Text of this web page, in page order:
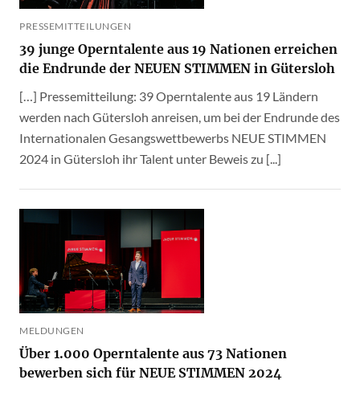
PRESSEMITTEILUNGEN
39 junge Operntalente aus 19 Nationen erreichen
die Endrunde der NEUEN STIMMEN in Gütersloh
[…] Pressemitteilung: 39 Operntalente aus 19 Ländern
werden nach Gütersloh anreisen, um bei der Endrunde des
Internationalen Gesangswettbewerbs NEUE STIMMEN
2024 in Gütersloh ihr Talent unter Beweis zu [...]
MELDUNGEN
Über 1.000 Operntalente aus 73 Nationen
bewerben sich für NEUE STIMMEN 2024